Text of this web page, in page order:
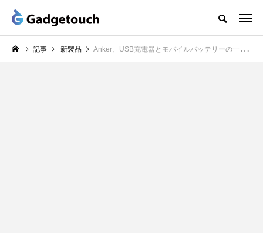
記事 新製品 Anker、USB充電器とモバイルバッテリーの一体型モデル「Anker 511 Power Bank(PowerCore Fusion 5000)」の販売を開始